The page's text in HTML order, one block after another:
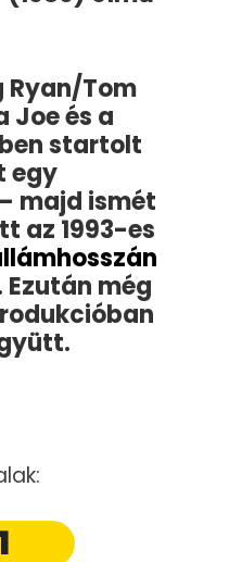
Ryan/Tom
Joe és a
startolt
egy
majd ismét
az 1993-es
még